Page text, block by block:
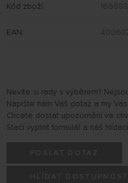
Kód zboží:
EAN:
Nevíte si rady s výběrem?
Napište nám Váš dotaz a my
Chcete dostat upozornění ve
Stačí vyplnit formulář a náš